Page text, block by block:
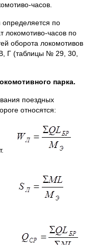
часов.
определяется по
локомотиво-часов по
оборота локомотивов
Г (таблицы № 29, 30,
парка.
поездных
относятся: